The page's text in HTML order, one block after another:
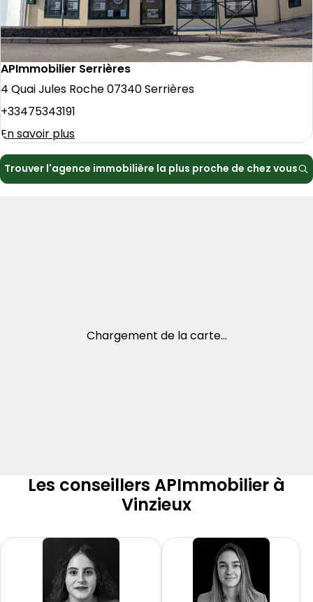
APImmobilier Serrières
4 Quai Jules Roche 07340 Serrières
+33475343191
En savoir plus
Trouver l'agence immobilière la plus proche de chez vous
Chargement de la carte...
Les conseillers APImmobilier à
Vinzieux